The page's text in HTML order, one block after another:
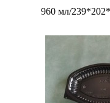
960 мл/